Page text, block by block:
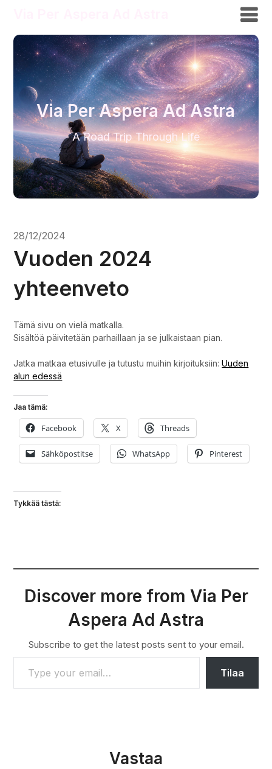
Via Per Aspera Ad Astra
A Road Trip Through Life
28/12/2024
Vuoden 2024
yhteenveto
Tämä sivu on vielä matkalla.
Sisältöä päivitetään parhaillaan ja se julkaistaan pian.
Jatka matkaa etusivulle ja tutustu muihin kirjoituksiin:Uuden
alun edessä
Jaa tämä:
Facebook X Threads
Sähköpostitse WhatsApp Pinterest
Tykkää tästä:
Discover more from Via Per
Aspera Ad Astra
Subscribe to get the latest posts sent to your email.
TYPE YOUR EMAIL…
Tilaa
Vastaa